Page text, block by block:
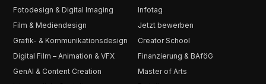
Fotodesign & Digital Imaging
Film & Mediendesign
Grafik- & Kommunikationsdesign
Digital Film – Animation & VFX
GenAI & Content Creation
Infotag
Jetzt bewerben
Creator School
Finanzierung & BAföG
Master of Arts